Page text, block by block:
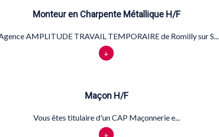
Monteur en Charpente Métallique H/F
AMPLITUDE TRAVAIL TEMPORAIRE de Romilly sur S...
+
Maçon H/F
Vous êtes titulaire d'un CAP Maçonnerie e...
+